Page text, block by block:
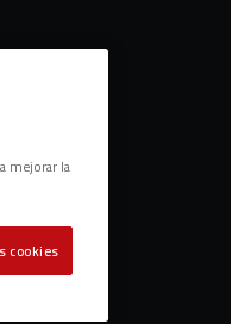
mejorar la
cookies